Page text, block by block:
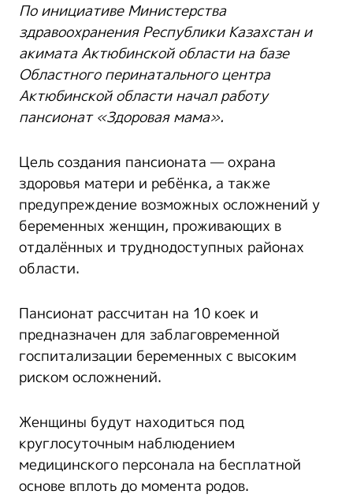
По инициативе Министерства
здравоохранения Республики Казахстан и
акимата Актюбинской области на базе
Областного перинатального центра
Актюбинской области начал работу
пансионат «Здоровая мама».
Цель создания пансионата — охрана
здоровья матери и ребёнка, а также
предупреждение возможных осложнений у
беременных женщин, проживающих в
отдалённых и труднодоступных районах
области.
Пансионат рассчитан на 10 коек и
предназначен для заблаговременной
госпитализации беременных с высоким
риском осложнений.
Женщины будут находиться под
круглосуточным наблюдением
медицинского персонала на бесплатной
основе вплоть до момента родов.